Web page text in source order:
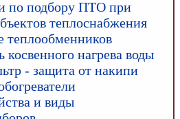
по подбору ПТО при
теплоснабжения
теплообменников
косвенного нагрева воды
- защита от накипи
и виды